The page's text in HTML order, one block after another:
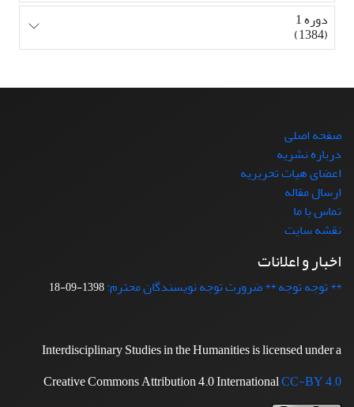
دوره 1
(1384)
صفحه اصلی
درباره نشریه
اعضای هیات تحریریه
ارسال مقاله
تماس با ما
نقشه سایت
اخبار و اعلانات
** توجه توجه ** ضرورت توجه نویسندگان محترم:1398-09-18
Interdisciplinary Studies in the Humanities is licensed under a
Creative Commons Attribution 4.0 InternationalCC-BY 4.0